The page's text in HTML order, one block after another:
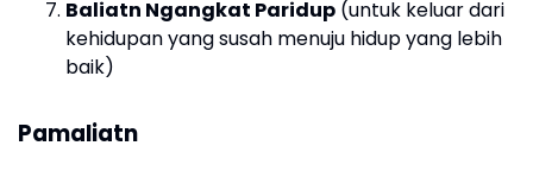
Baliatn Ngangkat Paridup (untuk keluar dari
kehidupan yang susah menuju hidup yang lebih
baik)
Pamaliatn